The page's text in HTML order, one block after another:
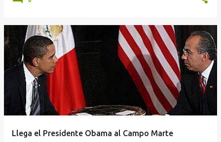
Llega el Presidente Obama al Campo Marte